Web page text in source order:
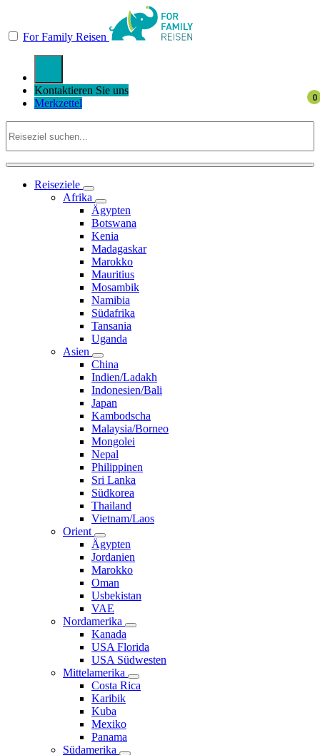
For Family Reisen
Kontaktieren Sie uns
Merkzettel
Reiseziele
Afrika
Ägypten
Botswana
Kenia
Madagaskar
Marokko
Mauritius
Mosambik
Namibia
Südafrika
Tansania
Uganda
Asien
China
Indien/Ladakh
Indonesien/Bali
Japan
Kambodscha
Malaysia/Borneo
Mongolei
Nepal
Philippinen
Sri Lanka
Südkorea
Thailand
Vietnam/Laos
Orient
Ägypten
Jordanien
Marokko
Oman
Usbekistan
VAE
Nordamerika
Kanada
USA Florida
USA Südwesten
Mittelamerika
Costa Rica
Karibik
Kuba
Mexiko
Panama
Südamerika